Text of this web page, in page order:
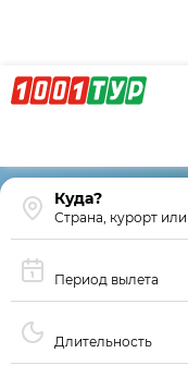
Страна, курорт
Период вылета
Длительность